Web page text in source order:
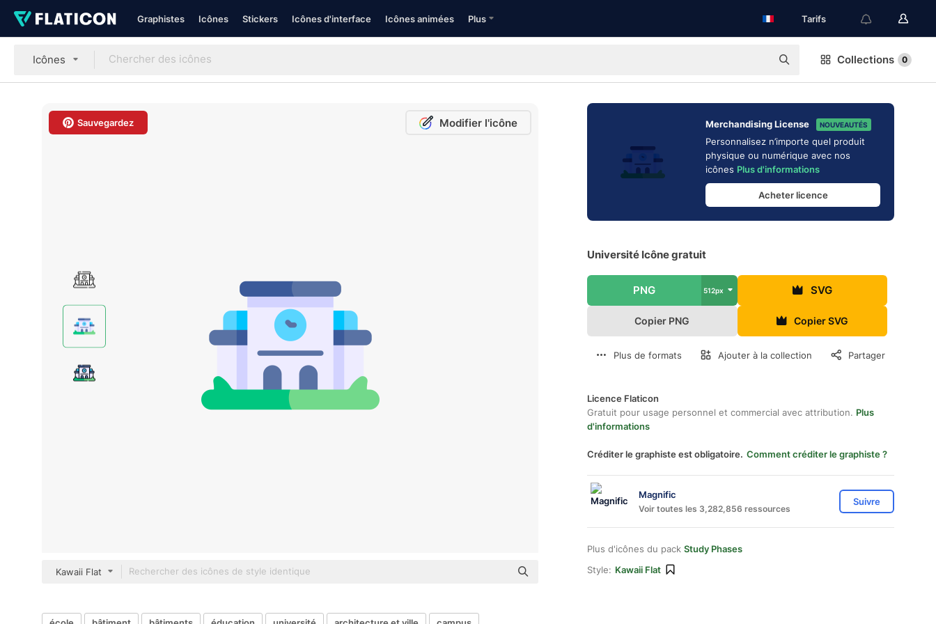
Graphistes Icônes Stickers Icônes d'interface Icônes animées Plus Tarifs
Icônes Collections 0
Sauvegardez Modifier l'icône
Kawaii Flat
Merchandising License NOUVEAUTÉS
Personnalisez n’importe quel produit
physique ou numérique avec nos
icônes Plus d'informations
Acheter licence
Université Icône gratuit
PNG 512px SVG
Copier PNG Copier SVG
Plus de formats Ajouter à la collection Partager
Licence Flaticon
Gratuit pour usage personnel et commercial avec attribution. Plus
d'informations
Créditer le graphiste est obligatoire. Comment créditer le graphiste ?
Magnific
Voir toutes les 3,282,856 ressources
Suivre
Plus d'icônes du pack Study Phases
Style: Kawaii Flat